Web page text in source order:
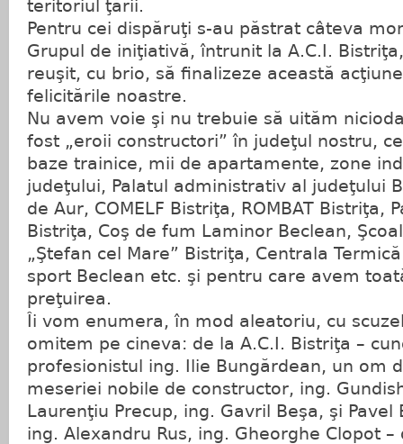
teritoriul ţării.
Pentru cei dispăruţi s-au păstrat câteva
Grupul de iniţiativă, întrunit la A.C.I.
reuşit, cu brio, să finalizeze această
felicitările noastre.
Nu avem voie şi nu trebuie să uităm
fost „eroii constructori” în judeţul nostru,
baze trainice, mii de apartamente, zone
judeţului, Palatul administrativ al judeţului
de Aur, COMELF Bistriţa, ROMBAT Bistriţa,
Bistriţa, Coş de fum Laminor Beclean,
„Ştefan cel Mare” Bistriţa, Centrala
sport Beclean etc. şi pentru care avem
preţuirea.
Îi vom enumera, în mod aleatoriu, cu
omitem pe cineva: de la A.C.I. Bistriţa –
profesionistul ing. Ilie Bungărdean, un om
meseriei nobile de constructor, ing.
Laurenţiu Precup, ing. Gavril Beşa, şi Pavel
ing. Alexandru Rus, ing. Gheorghe Clopot –